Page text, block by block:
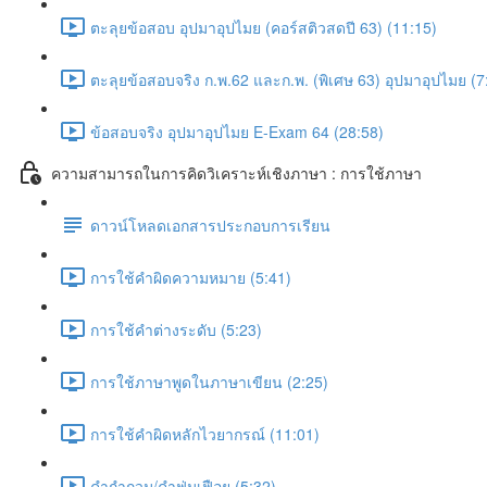
ตะลุยข้อสอบ อุปมาอุปไมย (คอร์สติวสดปี 63) (11:15)
ตะลุยข้อสอบจริง ก.พ.62 และก.พ. (พิเศษ 63) อุปมาอุปไมย
ข้อสอบจริง อุปมาอุปไมย E-Exam 64 (28:58)
ความสามารถในการคิดวิเคราะห์เชิงภาษา : การใช้ภาษา
ดาวน์โหลดเอกสารประกอบการเรียน
การใช้คำผิดความหมาย (5:41)
การใช้คำต่างระดับ (5:23)
การใช้ภาษาพูดในภาษาเขียน (2:25)
การใช้คำผิดหลักไวยากรณ์ (11:01)